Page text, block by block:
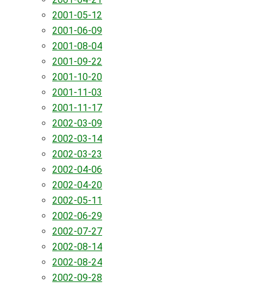
2001-05-12
2001-06-09
2001-08-04
2001-09-22
2001-10-20
2001-11-03
2001-11-17
2002-03-09
2002-03-14
2002-03-23
2002-04-06
2002-04-20
2002-05-11
2002-06-29
2002-07-27
2002-08-14
2002-08-24
2002-09-28